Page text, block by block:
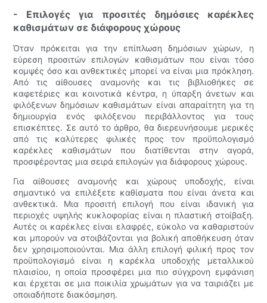
- Επιλογές για προσιτές δημόσιες καρέκλες
καθισμάτων σε διάφορους χώρους
Όταν πρόκειται για την επίπλωση δημόσιων χώρων, η
εύρεση προσιτών επιλογών καθισμάτων που είναι τόσο
κομψές όσο και ανθεκτικές μπορεί να είναι μια πρόκληση.
Από τις αίθουσες αναμονής και τις βιβλιοθήκες σε
καφετέριες και κοινοτικά κέντρα, η ύπαρξη άνετων και
φιλόξενων δημόσιων καθισμάτων είναι απαραίτητη για τη
δημιουργία ενός φιλόξενου περιβάλλοντος για τους
επισκέπτες. Σε αυτό το άρθρο, θα διερευνήσουμε μερικές
από τις καλύτερες φιλικές προς τον προϋπολογισμό
καρέκλες καθισμάτων που διατίθενται στην αγορά,
προσφέροντας μια σειρά επιλογών για διάφορους χώρους.
Για αίθουσες αναμονής και χώρους υποδοχής, είναι
σημαντικό να επιλέξετε καθίσματα που είναι άνετα και
ανθεκτικά. Μια προσιτή επιλογή που είναι ιδανική για
περιοχές υψηλής κυκλοφορίας είναι η πλαστική στοίβαξη.
Αυτές οι καρέκλες είναι ελαφρές, εύκολο να καθαριστούν
και μπορούν να στοιβάζονται για βολική αποθήκευση όταν
δεν χρησιμοποιούνται. Μια άλλη επιλογή φιλική προς τον
προϋπολογισμό είναι η καρέκλα υποδοχής μεταλλικού
πλαισίου, η οποία προσφέρει μια πιο σύγχρονη εμφάνιση
και έρχεται σε μια ποικιλία χρωμάτων για να ταιριάζει με
οποιαδήποτε διακόσμηση.